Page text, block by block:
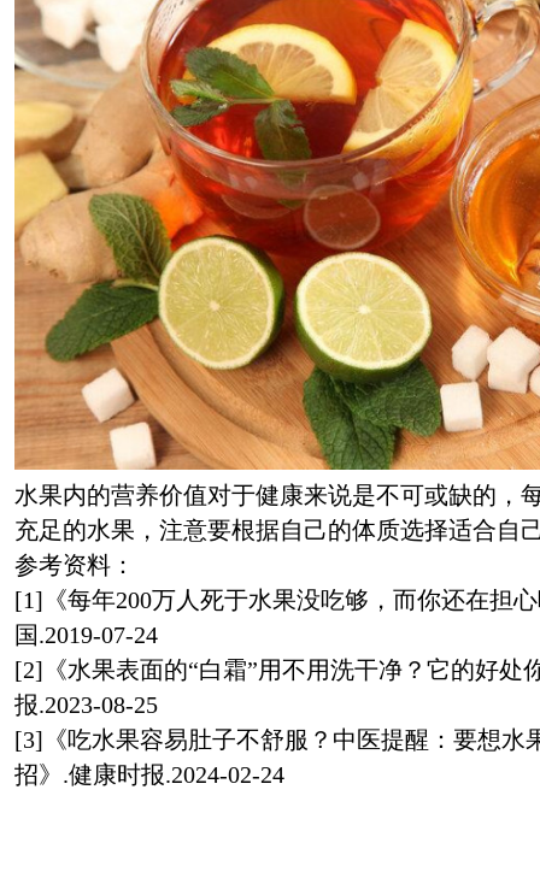
水果内的营养价值对于健康来说是不可或缺的，
充足的水果，注意要根据自己的体质选择适合自
参考资料：
[1]《每年200万人死于水果没吃够，而你还在担
国.2019-07-24
[2]《水果表面的“白霜”用不用洗干净？它的好处
报.2023-08-25
[3]《吃水果容易肚子不舒服？中医提醒：要想水
招》.健康时报.2024-02-24